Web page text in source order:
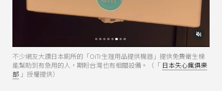
不少網友大讚日本廁所的「OiTr生理用品提供機器」提供免費衛生棉
能幫助到有急用的人，期盼台灣也有相關設備。（「 日本失心瘋俱樂
部 」授權提供）